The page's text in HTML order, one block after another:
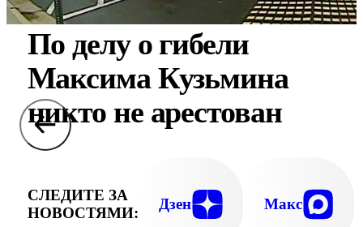
По делу о гибели
Максима Кузьмина
никто не арестован
СЛЕДИТЕ ЗА
НОВОСТЯМИ:
Дзен Макс